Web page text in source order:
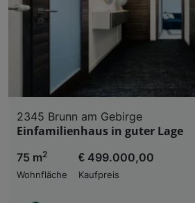
2345 Brunn am Gebirge
Einfamilienhaus in guter Lage
75 m2
Wohnfläche
€ 499.000,00
Kaufpreis